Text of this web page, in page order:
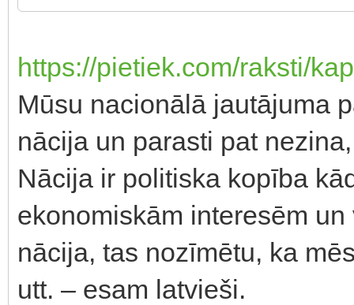
https://pietiek.com/raksti/
Mūsu nacionālā jautājuma
nācija un parasti pat
Nācija ir politiska kopība
ekonomiskām interesēm
nācija, tas nozīmētu, ka
utt. – esam latvieši.